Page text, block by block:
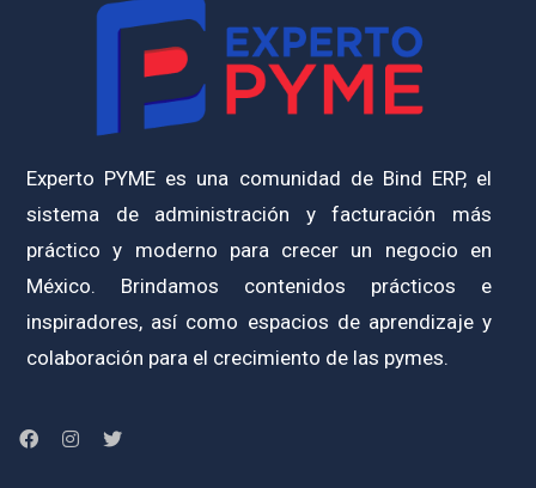
Experto PYME es una comunidad de Bind ERP, el
sistema de administración y facturación más
práctico y moderno para crecer un negocio en
México. Brindamos contenidos prácticos e
inspiradores, así como espacios de aprendizaje y
colaboración para el crecimiento de las pymes.